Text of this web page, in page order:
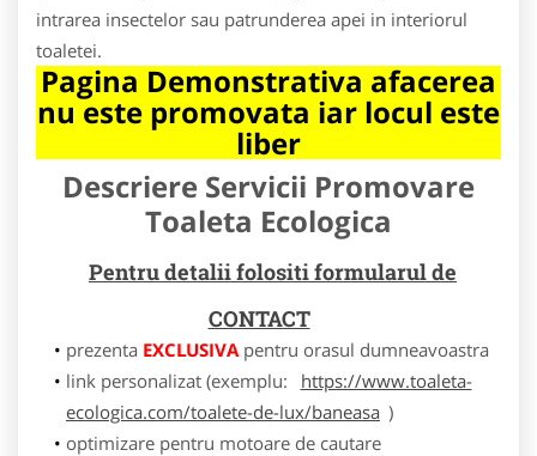
intrarea insectelor sau patrunderea apei in interiorul
toaletei.
Pagina Demonstrativa afacerea
nu este promovata iar locul este
liber
Descriere Servicii Promovare
Toaleta Ecologica
Pentru detalii folositi formularul de
CONTACT
prezenta EXCLUSIVApentru orasul dumneavoastra
link personalizat (exemplu:
https://www.toaleta-
ecologica.com/toalete-de-lux/baneasa )
optimizare pentru motoare de cautare